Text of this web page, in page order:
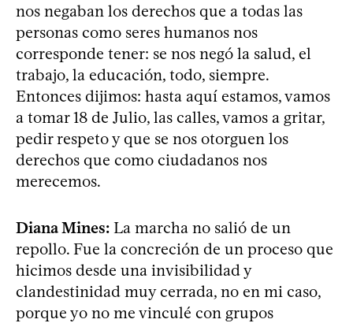
nos negaban los derechos que a todas las
personas como seres humanos nos
corresponde tener: se nos negó la salud, el
trabajo, la educación, todo, siempre.
Entonces dijimos: hasta aquí estamos, vamos
a tomar 18 de Julio, las calles, vamos a gritar,
pedir respeto y que se nos otorguen los
derechos que como ciudadanos nos
merecemos.
Diana Mines: La marcha no salió de un
repollo. Fue la concreción de un proceso que
hicimos desde una invisibilidad y
clandestinidad muy cerrada, no en mi caso,
porque yo no me vinculé con grupos